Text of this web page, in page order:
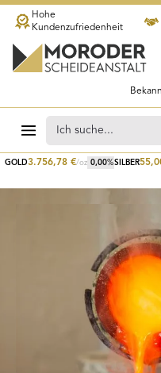
Zum Hauptinhalt springen
GOLD3.756,78 €/oz 0,00%SILBER
Hohe
Kundenzufriedenheit